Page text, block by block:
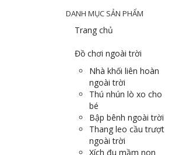
DANH MỤC SẢN PHẨM
Trang chủ
Đồ chơi ngoài trời
Nhà khối liên hoàn
ngoài trời
Thú nhún lò xo cho
bé
Bập bênh ngoài trời
Thang leo cầu trượt
ngoài trời
Xích đu mầm non